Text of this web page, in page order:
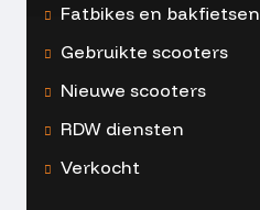
Fatbikes en bakfietsen
Gebruikte scooters
Nieuwe scooters
RDW diensten
Verkocht